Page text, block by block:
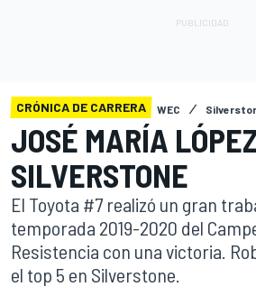
CRÓNICA DE CARRERA WEC
JOSÉ MARÍA
SILVERSTONE
El Toyota #7 realizó un gran
temporada 2019-2020 del
Resistencia con una victoria.
el top 5 en Silverstone.